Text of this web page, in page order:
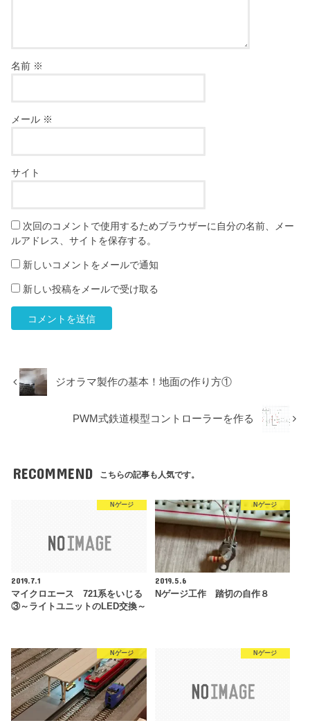
名前 ※
メール ※
サイト
次回のコメントで使用するためブラウザーに自分の名前、メー
ルアドレス、サイトを保存する。
新しいコメントをメールで通知
新しい投稿をメールで受け取る
ジオラマ製作の基本！地面の作り方①
PWM式鉄道模型コントローラーを作る
RECOMMEND こちらの記事も人気です。
Nゲージ
2019.7.1
マイクロエース 721系をいじる
③～ライトユニットのLED交換～
Nゲージ
2019.5.6
Nゲージ工作 踏切の自作８
Nゲージ Nゲージ